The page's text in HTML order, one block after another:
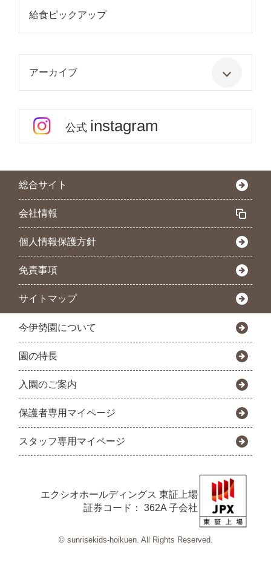
給食ピックアップ
アーカイブ
公式 instagram
総合サイト
会社情報
個人情報保護方針
免責事項
サイトマップ
今伊勢園について
園の特長
入園のご案内
保護者専用マイページ
スタッフ専用マイページ
エクシオホールディングス 東証上場
証券コード： 362A 子会社
© sunrisekids-hoikuen. All Rights Reserved.